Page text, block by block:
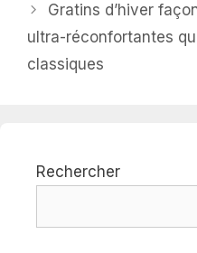
Gratins d’hiver
ultra-réconfortantes
classiques
Rechercher